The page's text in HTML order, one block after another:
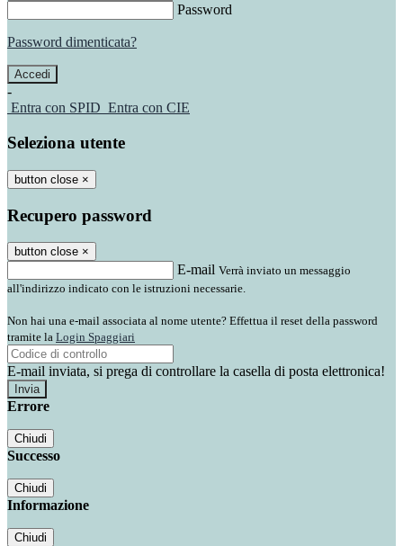
Password
Password dimenticata?
-
Entra con SPID Entra con CIE
Seleziona utente
button close ×
Recupero password
button close ×
E-mail Verrà inviato un messaggio
all'indirizzo indicato con le istruzioni necessarie.
Non hai una e-mail associata al nome utente? Effettua il reset della password
tramite la Login Spaggiari
E-mail inviata, si prega di controllare la casella di posta elettronica!
Errore
Chiudi
Successo
Chiudi
Informazione
Chiudi